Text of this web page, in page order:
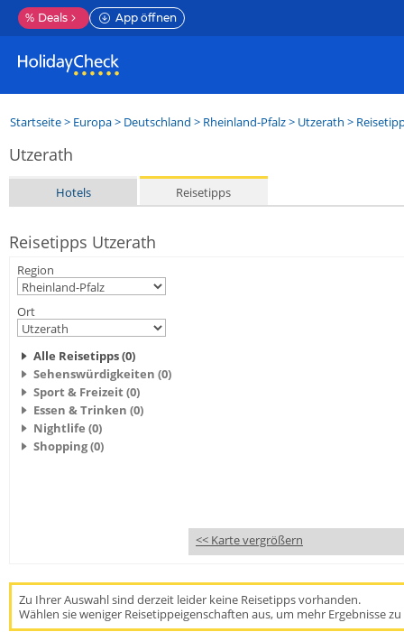
% Deals App öffnen
Startseite> Europa> Deutschland > Rheinland-Pfalz> Utzerath >
Utzerath
Hotels Reisetipps
Reisetipps Utzerath
Region
Ort
Alle Reisetipps (0)
Sehenswürdigkeiten (0)
Sport & Freizeit (0)
Essen & Trinken (0)
Nightlife (0)
Shopping (0)
<< Karte vergrößern
Zu Ihrer Auswahl sind derzeit leider keine Reisetipps vorhanden.
Wählen sie weniger Reisetippeigenschaften aus, um mehr Ergebnisse